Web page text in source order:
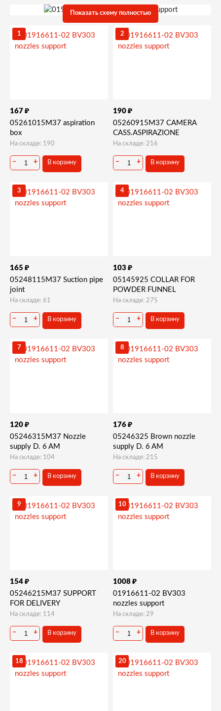
Показать схему полностью
1
167 ₽
05261015M37 aspiration
box
На складе: 190
− + В корзину
2
190 ₽
05260915M37 CAMERA
CASS.ASPIRAZIONE
На складе: 216
− + В корзину
3
165 ₽
05248115M37 Suction pipe
joint
На складе: 61
− + В корзину
4
103 ₽
05145925 COLLAR FOR
POWDER FUNNEL
На складе: 275
− + В корзину
7
120 ₽
05246315M37 Nozzle
supply D. 6 AM
На складе: 104
− + В корзину
8
176 ₽
05246325 Brown nozzle
supply D. 6 AM
На складе: 215
− + В корзину
9
154 ₽
05246215M37 SUPPORT
FOR DELIVERY
На складе: 114
− + В корзину
10
1008 ₽
01916611-02 BV303
nozzles support
На складе: 29
− + В корзину
18 20